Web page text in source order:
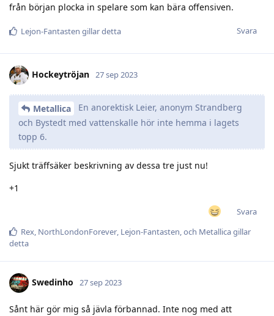
från början plocka in spelare som kan bära offensiven.
Svara
Lejon-Fantasten gillar detta
Hockeytröjan 27 sep 2023
Metallica
En anorektisk Leier, anonym Strandberg
och Bystedt med vattenskalle hör inte hemma i lagets
topp 6.
Sjukt träffsäker beskrivning av dessa tre just nu!
+1
Svara
Rex, NorthLondonForever, Lejon-Fantasten, och Metallicagillar
detta
Swedinho 27 sep 2023
Sånt här gör mig så jävla förbannad. Inte nog med att